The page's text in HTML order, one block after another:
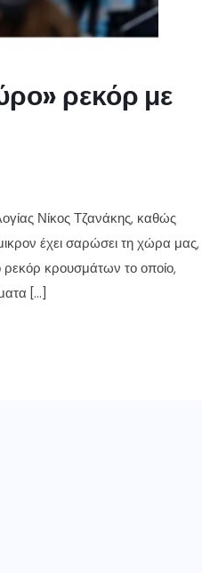
ρεκόρ με
Νίκος Τζανάκης, καθώς
έχει σαρώσει τη χώρα μας,
κρουσμάτων το οποίο,
[…]